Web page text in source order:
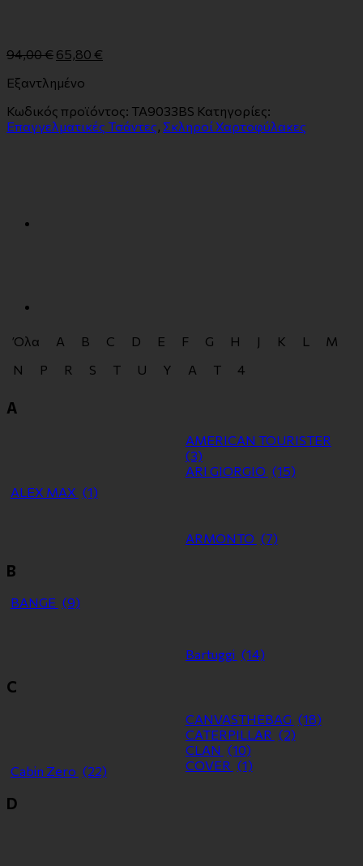
94,00€ 65,80 €
Εξαντλημένο
Κωδικός προϊόντος: TA9033BS Κατηγορίες:
Επαγγελματικές Τσάντες Σκληροί Χαρτοφύλακες
Όλα A B C D E F G H J K L
M
N
P R S T U Y Α Τ 4
A
ALEX MAX (1)
AMERICAN TOURISTER
(3)
ARI GIORGIO (15)
ARMONTO (7)
B
BANGE (9)
Bartuggi (14)
C
Cabin Zero (22)
CANVASTHEBAG (18)
CATERPILLAR (2)
CLAN (10)
COVER (1)
D